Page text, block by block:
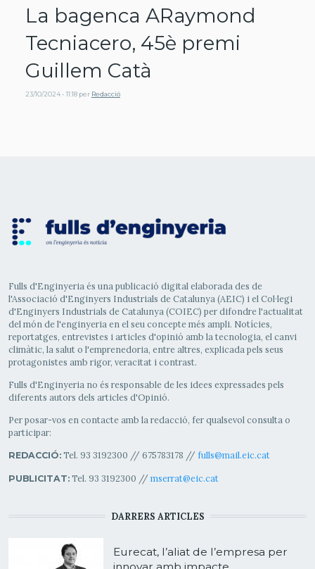
La bagenca ARaymond
Tecniacero, 45è premi
Guillem Catà
23/10/2024 - 11:18 per Redacció
Fulls d'Enginyeria és una publicació digital elaborada des de
l'Associació d'Enginyers Industrials de Catalunya (AEIC) i el Col·legi
d'Enginyers Industrials de Catalunya (COIEC) per difondre l'actualitat
del món de l'enginyeria en el seu concepte més ampli. Notícies,
reportatges, entrevistes i articles d'opinió amb la tecnologia, el canvi
climàtic, la salut o l'emprenedoria, entre altres, explicada pels seus
protagonistes amb rigor, veracitat i contrast.
Fulls d'Enginyeria no és responsable de les idees expressades pels
diferents autors dels articles d'Opinió.
Per posar-vos en contacte amb la redacció, fer qualsevol consulta o
participar:
REDACCIÓ:Tel. 93 3192300 // 675783178 // fulls@mail.eic.cat
PUBLICITAT:Tel. 93 3192300 // mserrat@eic.cat
DARRERS ARTICLES
Eurecat, l’aliat de l’empresa per